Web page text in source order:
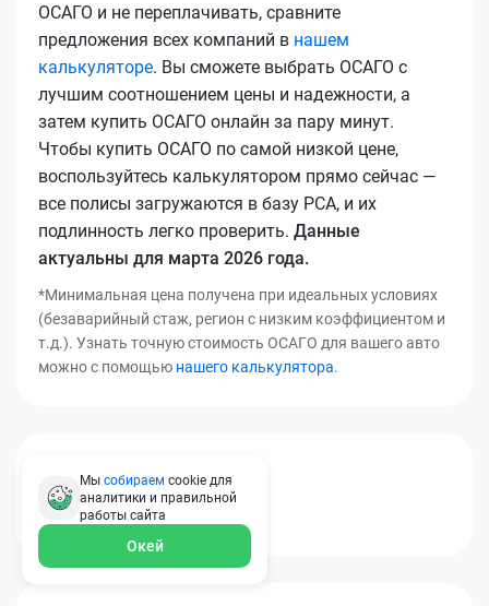
ОСАГО и не переплачивать, сравните
предложения всех компаний в нашем
калькуляторе. Вы сможете выбрать ОСАГО с
лучшим соотношением цены и надежности, а
затем купить ОСАГО онлайн за пару минут.
Чтобы купить ОСАГО по самой низкой цене,
воспользуйтесь калькулятором прямо сейчас —
все полисы загружаются в базу РСА, и их
подлинность легко проверить. Данные
актуальны для марта 2026 года.
*Минимальная цена получена при идеальных условиях
(безаварийный стаж, регион с низким коэффициентом и
т.д.). Узнать точную стоимость ОСАГО для вашего авто
можно с помощью нашего калькулятора.
[[*osago_title14]]
[[*osago_text8]]
Мы собираем cookie для
аналитики и правильной
работы сайта
Окей